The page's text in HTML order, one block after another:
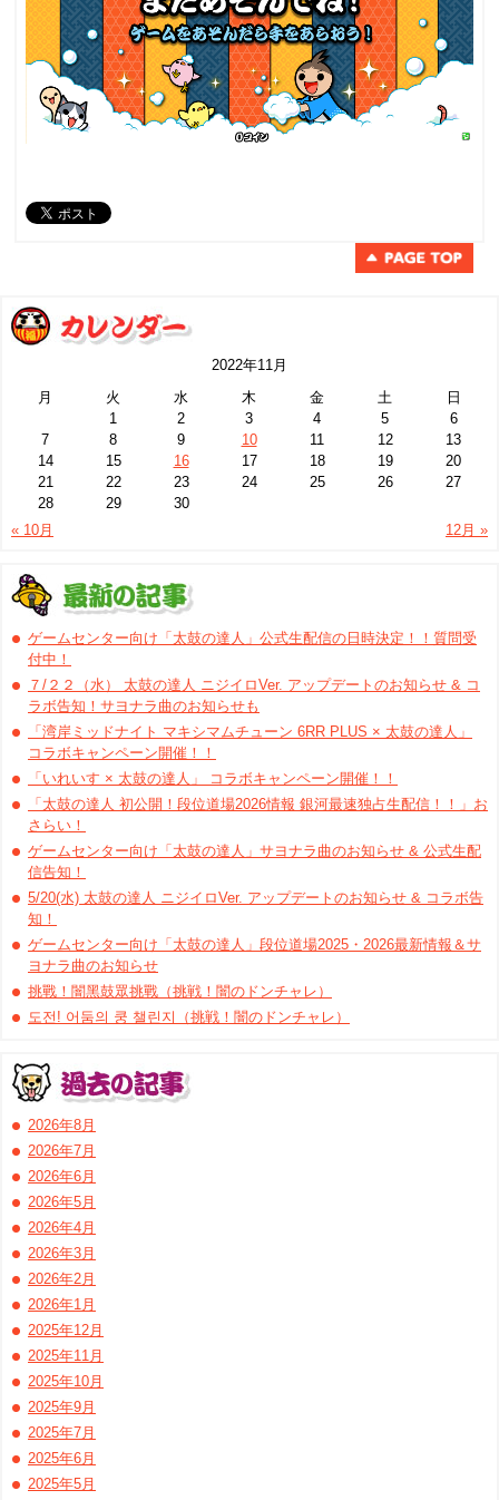
2022年11月
月
火 水 木 金 土
日
1
2 3 4 5
6
7
8 9 10 11 12
13
14
15 16 17 18 19
20
21
22 23 24 25 26
27
28
29
30
« 10月
12月 »
ゲームセンター向け「太鼓の達人」公式生配信の日時決定！！質問受
付中！
７/２２（水） 太鼓の達人 ニジイロVer. アップデートのお知らせ & コ
ラボ告知！サヨナラ曲のお知らせも
「湾岸ミッドナイト マキシマムチューン 6RR PLUS × 太鼓の達人」
コラボキャンペーン開催！！
「いれいす × 太鼓の達人」 コラボキャンペーン開催！！
「太鼓の達人 初公開！段位道場2026情報 銀河最速独占生配信！！」お
さらい！
ゲームセンター向け「太鼓の達人」サヨナラ曲のお知らせ & 公式生配
信告知！
5/20(水) 太鼓の達人 ニジイロVer. アップデートのお知らせ & コラボ告
知！
ゲームセンター向け「太鼓の達人」段位道場2025・2026最新情報＆サ
ヨナラ曲のお知らせ
挑戰！闇黑鼓眾挑戰（挑戦！闇のドンチャレ）
도전! 어둠의 쿵 챌린지（挑戦！闇のドンチャレ）
2026年8月
2026年7月
2026年6月
2026年5月
2026年4月
2026年3月
2026年2月
2026年1月
2025年12月
2025年11月
2025年10月
2025年9月
2025年7月
2025年6月
2025年5月